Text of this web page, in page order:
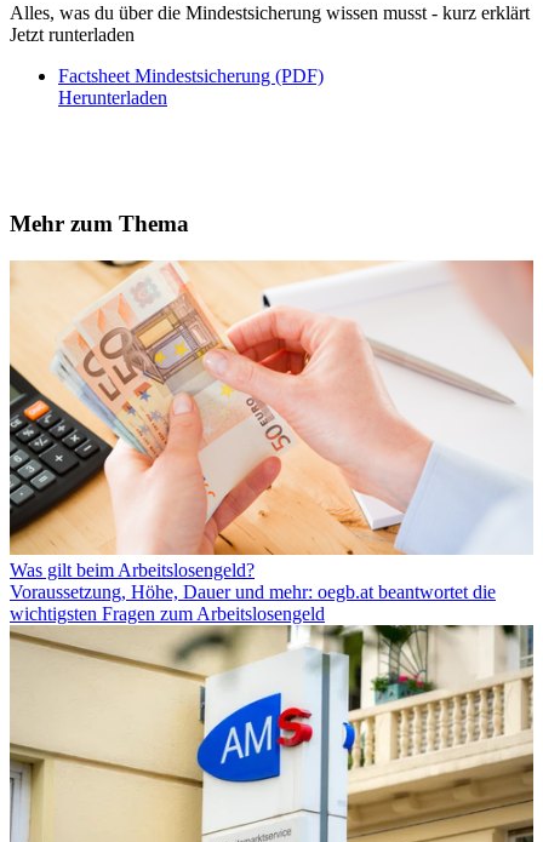
Alles, was du über die Mindestsicherung wissen musst - kurz erklärt
Jetzt runterladen
Factsheet Mindestsicherung (PDF)
Herunterladen
Mehr zum Thema
Was gilt beim Arbeitslosengeld?
Voraussetzung, Höhe, Dauer und mehr: oegb.at beantwortet die
wichtigsten Fragen zum Arbeitslosengeld